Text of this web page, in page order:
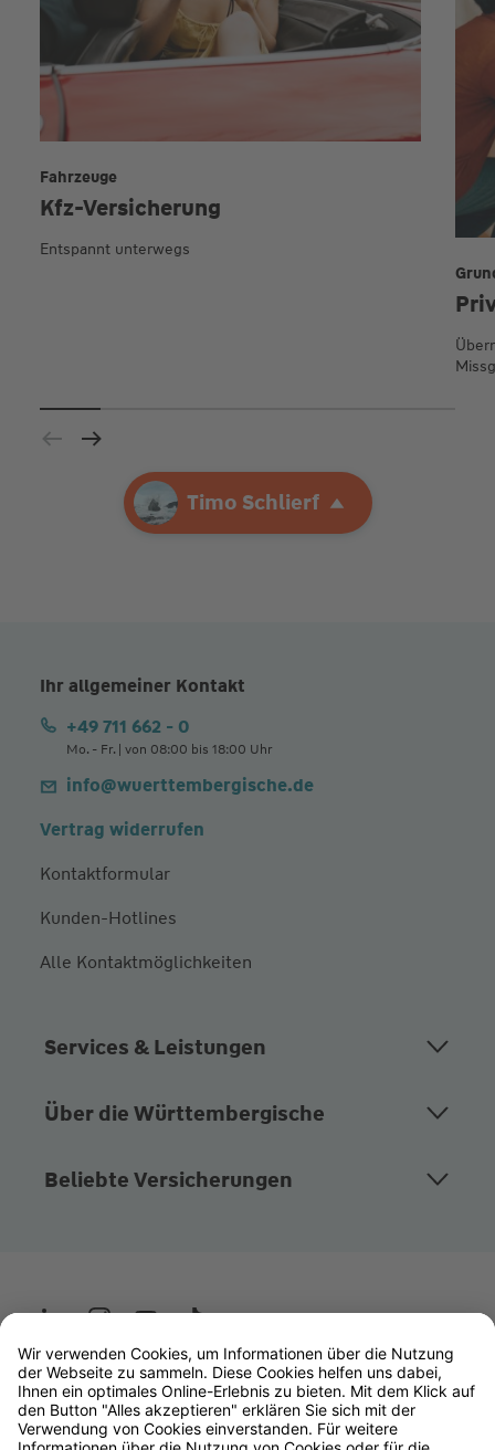
Ihre AgenturTimo Schlierf
Timo Schlierf
Kfz-Versicherung
Fahrzeuge
Entspannt unterwegs
Ihr allgemeiner Kontakt
+49 711 662 - 0
Mo. - Fr. | von 08:00 bis 18:00 Uhr
info@wuerttembergische.de
Vertrag widerrufen
Kontaktformular
Kunden-Hotlines
Alle Kontaktmöglichkeiten
Services & Leistungen
Über die Württembergische
Beliebte Versicherungen
Wüstenrot
W&W Gruppe
OLB Bank